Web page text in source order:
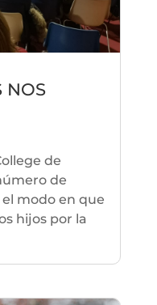
NOS
de
de
modo en que
hijos por la